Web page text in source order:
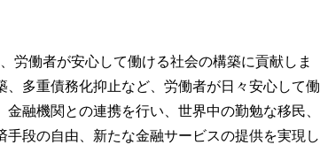
労働者が安心して働ける社会の構築に貢献しま
多重債務化抑止など、労働者が日々安心して働
融機関との連携を行い、世界中の勤勉な移民、
段の自由、新たな金融サービスの提供を実現し